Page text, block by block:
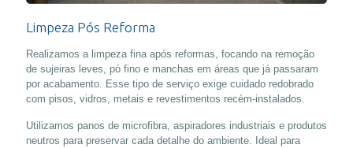
Limpeza Pós Reforma
Realizamos a limpeza fina após reformas, focando na remoção
de sujeiras leves, pó fino e manchas em áreas que já passaram
por acabamento. Esse tipo de serviço exige cuidado redobrado
com pisos, vidros, metais e revestimentos recém-instalados.
Utilizamos panos de microfibra, aspiradores industriais e produtos
neutros para preservar cada detalhe do ambiente. Ideal para